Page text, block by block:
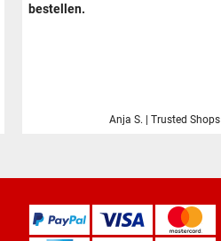
bestellen.
Anja S. | Trusted Shops